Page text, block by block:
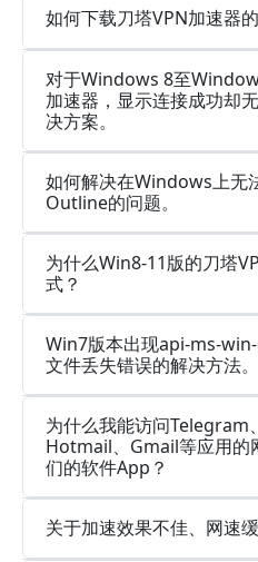
如何下载刀塔VPN加速器
对于Windows 8至
加速器，显示连接成功却
决方案。
如何解决在Windows上无
Outline的问题。
为什么Win8-11版的刀塔
式？
Win7版本出现api-ms-
文件丢失错误的解决方法。
为什么我能访问Telegram
Hotmail、Gmail等应用的
们的软件App？
关于加速效果不佳、网速